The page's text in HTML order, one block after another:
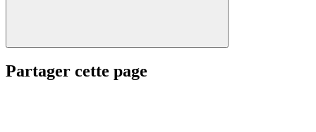
Partager cette page